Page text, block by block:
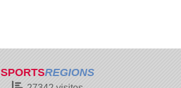
SPORTSREGIONS